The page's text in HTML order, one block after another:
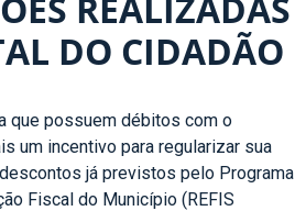
DO CIDADÃO
que possuem débitos com o
um incentivo para regularizar sua
já previstos pelo Programa
Fiscal do Município (REFIS